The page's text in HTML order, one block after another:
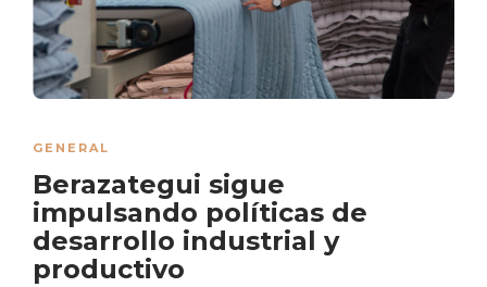
GENERAL
Berazategui sigue
impulsando políticas de
desarrollo industrial y
productivo